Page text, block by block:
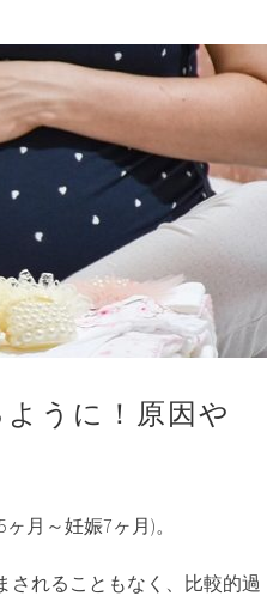
うに！原因や
月～妊娠7ヶ月)。
されることもなく、比較的過